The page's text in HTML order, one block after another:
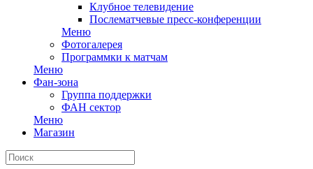
Клубное телевидение
Послематчевые пресс-конференции
Меню
Фотогалерея
Программки к матчам
Меню
Фан-зона
Группа поддержки
ФАН сектор
Меню
Магазин